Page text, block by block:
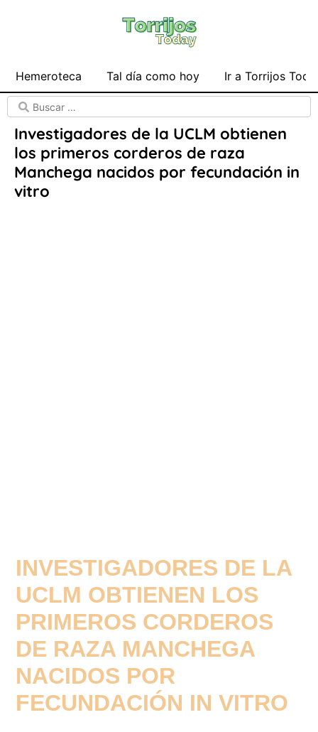
Hemeroteca Tal día como hoy Ir a Torrijos
Investigadores de la UCLM obtienen
los primeros corderos de raza
Manchega nacidos por fecundación in
vitro
INVESTIGADORES DE LA
UCLM OBTIENEN LOS
PRIMEROS CORDEROS
DE RAZA MANCHEGA
NACIDOS POR
FECUNDACIÓN IN VITRO